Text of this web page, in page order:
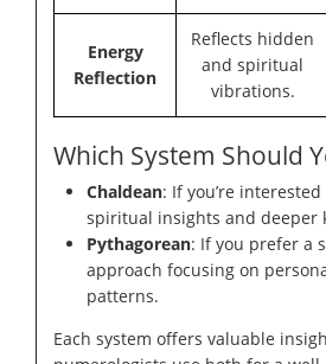
Energy
Reflection
Reflects hidden
and spiritual
vibrations.
Which System Should
Chaldean: If you’re
spiritual insights and deeper
Pythagorean: If you prefer a
approach focusing on
patterns.
Each system offers valuable